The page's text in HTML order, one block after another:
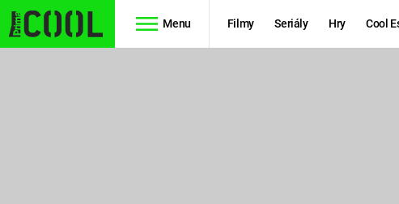
Menu Filmy Seriály Hry Cool